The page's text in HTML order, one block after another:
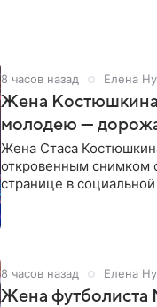
8 часов назад Елена
Жена Костюшкина
молодею —
Жена Стаса
откровенным снимком
странице в
8 часов назад Елена
Жена футболиста